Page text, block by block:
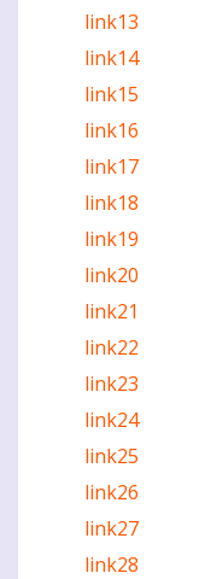
link13
link14
link15
link16
link17
link18
link19
link20
link21
link22
link23
link24
link25
link26
link27
link28